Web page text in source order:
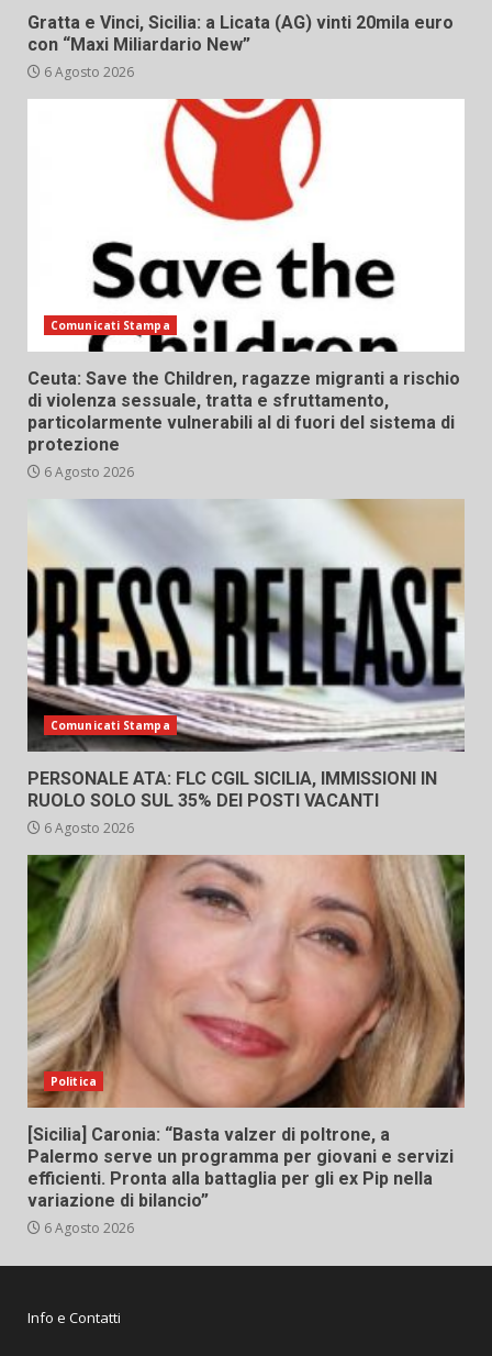
Gratta e Vinci, Sicilia: a Licata (AG) vinti 20mila euro
con “Maxi Miliardario New”
6 Agosto 2026
Comunicati Stampa
Ceuta: Save the Children, ragazze migranti a rischio
di violenza sessuale, tratta e sfruttamento,
particolarmente vulnerabili al di fuori del sistema di
protezione
6 Agosto 2026
Comunicati Stampa
PERSONALE ATA: FLC CGIL SICILIA, IMMISSIONI IN
RUOLO SOLO SUL 35% DEI POSTI VACANTI
6 Agosto 2026
Politica
[Sicilia] Caronia: “Basta valzer di poltrone, a
Palermo serve un programma per giovani e servizi
efficienti. Pronta alla battaglia per gli ex Pip nella
variazione di bilancio”
6 Agosto 2026
Info e Contatti